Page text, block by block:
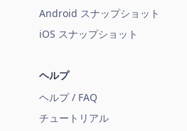
Android スナップショット
iOS スナップショット
ヘルプ
ヘルプ / FAQ
チュートリアル